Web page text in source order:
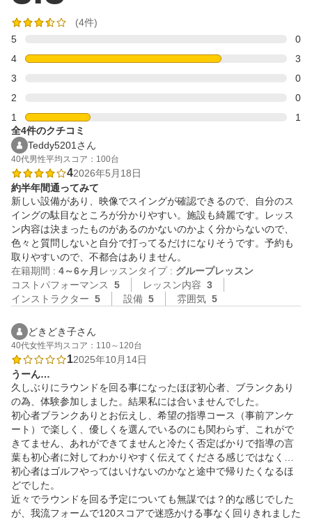
(4件)
5
0
4
3
3
0
2
0
1
1
全4件のクチコミ
Teddy5201さん
40代男性平均スコア：100台
42026年5月18日
約半年間通ってみて
新しい設備があり、映像でスイングが確認できるので、自分のス
イングの駄目なところが分かりやすい。施設も綺麗です。レッス
ン内容は決まったものがあるのかないのかよく分からないので、
色々と質問しないと自分で打ってるだけになりそうです。予約も
取りやすいので、不都合はありません。
在籍期間 : 4～6ヶ月 レッスンタイプ : グループレッスン
コストパフォーマンス
5 レッスン内容 3
インストラクター 5 設備 5 雰囲気 5
どきどき子さん
40代女性平均スコア：110～120台
12025年10月14日
うーん…
久しぶりにラウンドを回る事になったほぼ初心者、ブランクあり
の為、体験参加しました。結果私には合いませんでした。
初心者ブランクありとお伝えし、希望の指導コース（事前アンケ
ート）で楽しく、優しくを選んでいるのにも関わらず、これがで
きてません、あれができてませんと冷たく否定ばかりで指導の言
葉も初心者に対してわかりやすく伝えてくださる感じではなく…
初心者はゴルフやってはいけないのかなと途中で帰りたくなるほ
どでした。
近々でラウンドを回る予定についても無謀では？的な感じでした
が、我流フォームで120スコアで迷惑かける事なく回りきれました